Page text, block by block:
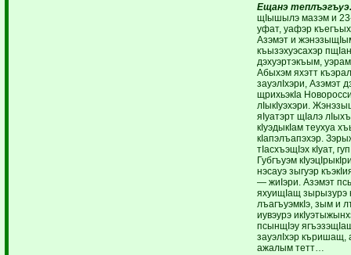
Ещанэ теплъэгъуэ.
щIышылэ мазэм и
уфат, уафэр
Азэмэт и
къызэхуэсахэр
дэхуэртэкъым,
Абыхэм яхэтт
зауэлIхэри, Азэмэт
щрихьэкIа
лIыкIуэхэри.
яIуатэрт щIалэ
кIуэдыкIам теухуа
кIапэлъапэхэр.
тIасхъэщIэх кIуат,
Губгъуэм
нэсауэ зыгуэр
— жиIэри. Азэмэт
яхуищIащ зырызурэ
лъагъуэмкIэ, зым и
иувэурэ
псынщIэу
зауэлIхэр къришащ,
ажалым тетт…